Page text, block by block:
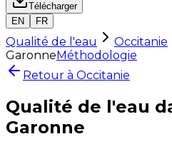
Télécharger
EN
FR
Qualité de l'eau Occitanie
GaronneMéthodologie
Retour à Occitanie
Qualité de l'eau
Garonne